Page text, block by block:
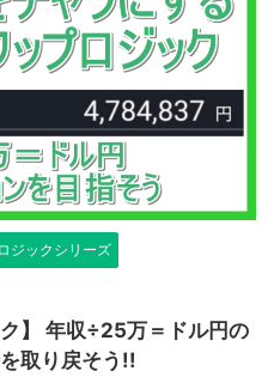
ジックシリーズ
】 年収÷25万＝ドル円の
取り戻そう!!